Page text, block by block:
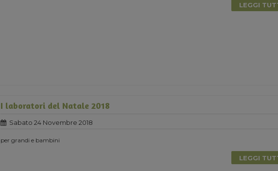
LEGGI
I laboratori del Natale 2018
Sabato 24 Novembre 2018
per grandi e bambini
LEGGI